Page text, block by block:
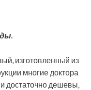
изготовленный из
многие доктора
достаточно дешевы,